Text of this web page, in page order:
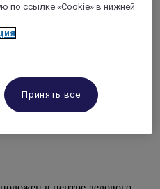
по ссылке «Cookie» в нижней
Принять все